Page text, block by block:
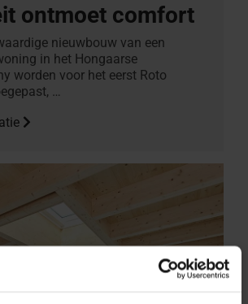
ontmoet comfort
nieuwbouw van een
in het Hongaarse
worden voor het eerst Roto
…